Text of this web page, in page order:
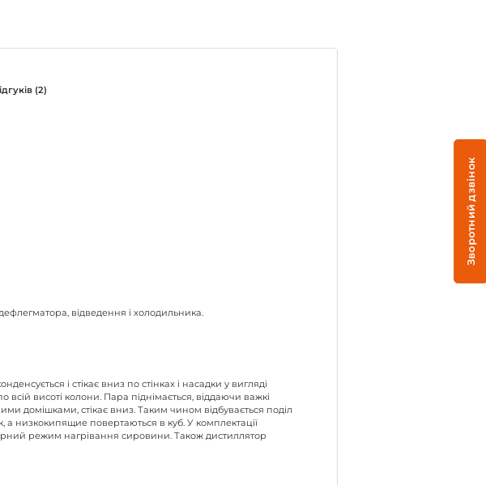
(2)
відведення і холодильника.
і стікає вниз по стінках і насадки у вигляді
всій висоті колони. Пара піднімається, віддаючи важкі
домішками, стікає вниз. Таким чином відбувається поділ
низкокипящие повертаються в куб. У комплектації
режим нагрівання сировини. Також дистиллятор
Зворотний дзвінок